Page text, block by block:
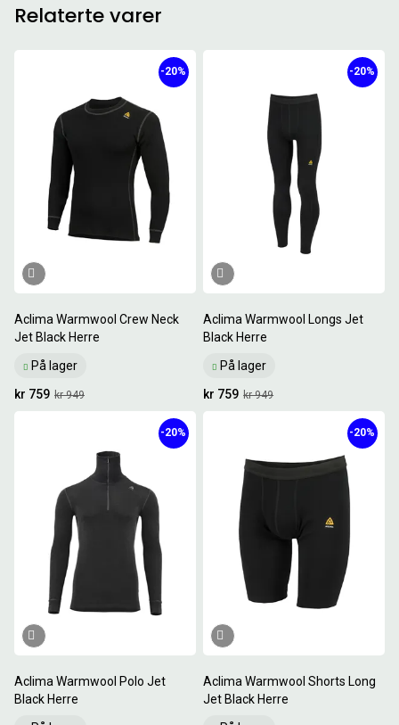
Relaterte varer
Aclima Warmwool Crew Neck
Jet Black Herre
På lager
-20%
kr 949
kr 759
Aclima Warmwool Longs Jet
Black Herre
På lager
-20%
kr 949
kr 759
Aclima Warmwool Polo Jet
Black Herre
-20%
Aclima Warmwool Shorts Long
Jet Black Herre
-20%